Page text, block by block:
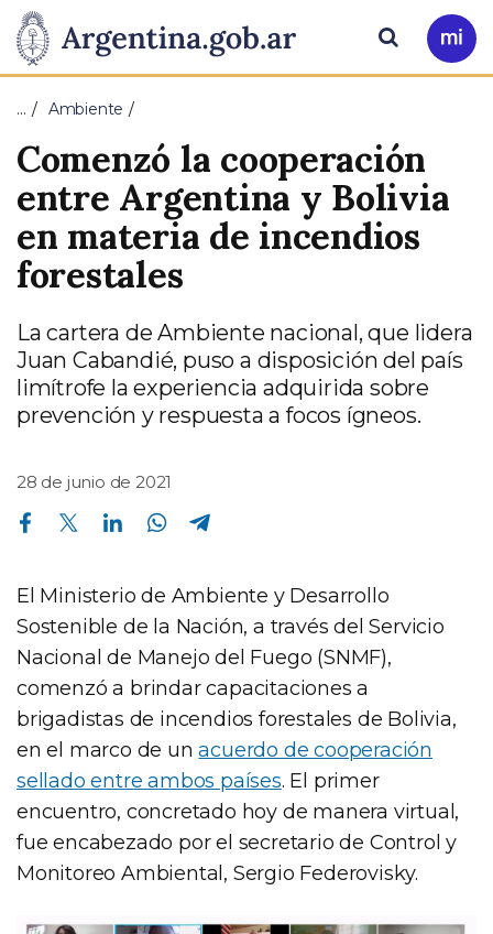
Presidencia
de
la
Nación
Pasar al contenido principal
Ir
a
Buscar
… Ambiente
Comenzó la cooperación
entre Argentina y Bolivia
en materia de incendios
forestales
La cartera de Ambiente nacional, que lidera
Juan Cabandié, puso a disposición del país
limítrofe la experiencia adquirida sobre
prevención y respuesta a focos ígneos.
28 de junio de 2021
Compartir en Facebook Compartir en Twitter Compartir en Linkedin Compartir en Whatsapp
El Ministerio de Ambiente y Desarrollo
Sostenible de la Nación, a través del Servicio
Nacional de Manejo del Fuego (SNMF),
comenzó a brindar capacitaciones a
brigadistas de incendios forestales de Bolivia,
en el marco de unacuerdo de cooperación
sellado entre ambos países. El primer
encuentro, concretado hoy de manera virtual,
fue encabezado por el secretario de Control y
Monitoreo Ambiental, Sergio Federovisky.